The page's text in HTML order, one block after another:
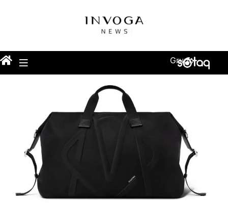
Grupo